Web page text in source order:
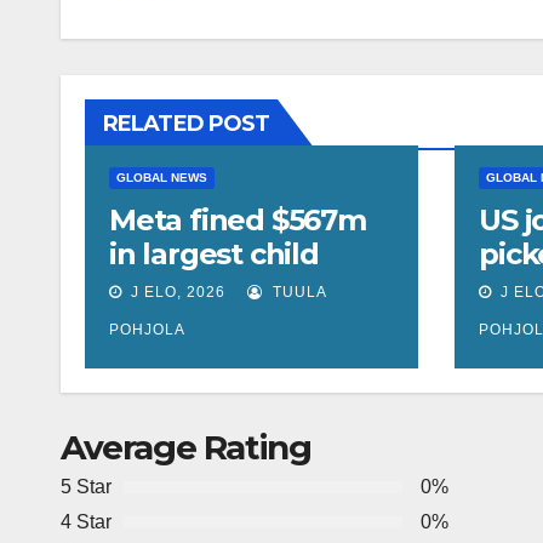
RELATED POST
GLOBAL NEWS
Meta fined $567m
in largest child
safety ruling
against social
J ELO, 2026 TUULA
POHJOLA
GLOBAL
US
rate
J
Average Rating
5 Star
0%
4 Star
0%